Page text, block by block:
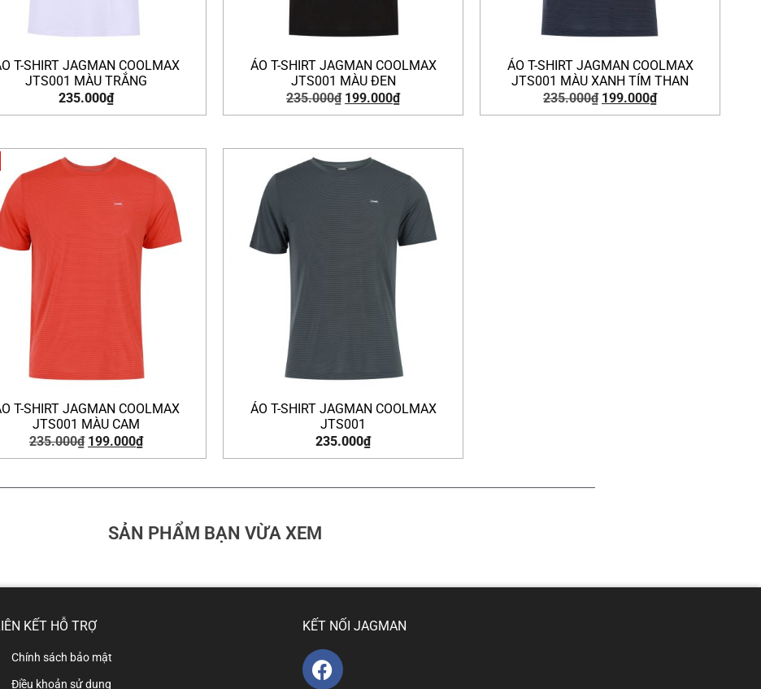
T-SHIRT JAGMAN COOLMAX
JTS001 MÀU TRẮNG
235.000₫
ÁO T-SHIRT JAGMAN COOLMAX
JTS001 MÀU ĐEN
235.000₫ 199.000₫
ÁO T-SHIRT JAGMAN COOLMAX
JTS001 MÀU XANH TÍM THAN
235.000₫ 199.000₫
T-SHIRT JAGMAN COOLMAX
JTS001 MÀU CAM
235.000₫ 199.000₫
ÁO T-SHIRT JAGMAN COOLMAX
JTS001
235.000₫
SẢN PHẨM BẠN VỪA XEM
KẾT HỖ TRỢ
Chính sách bảo mật
Điều khoản sử dụng
KẾT NỐI JAGMAN